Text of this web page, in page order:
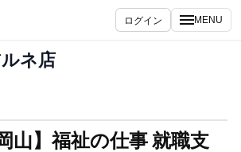
ログイン MENU
ネ店
山】福祉の仕事 就職支